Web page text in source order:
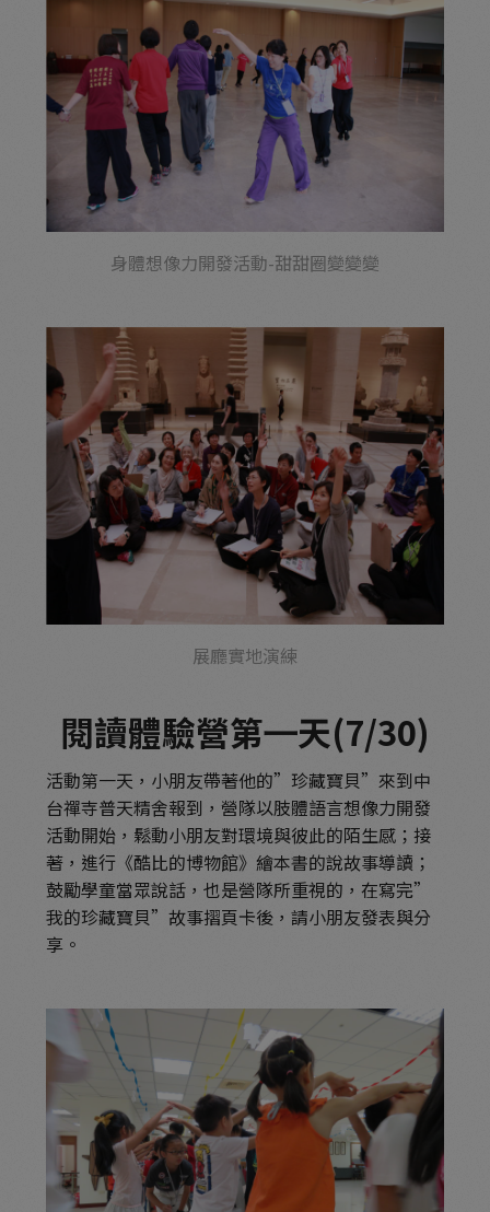
身體想像力開發活動-甜甜圈變變變
展廳實地演練
閱讀體驗營第㇐天(7/30)
活動第一天，小朋友帶著他的”珍藏寶貝”來到中
台禪寺普天精舍報到，營隊以肢體語言想像力開發
活動開始，鬆動小朋友對環境與彼此的陌生感；接
著，進行《酷比的博物館》繪本書的說故事導讀；
鼓勵學童當眾說話，也是營隊所重視的，在寫完”
我的珍藏寶貝”故事摺頁卡後，請小朋友發表與分
享。